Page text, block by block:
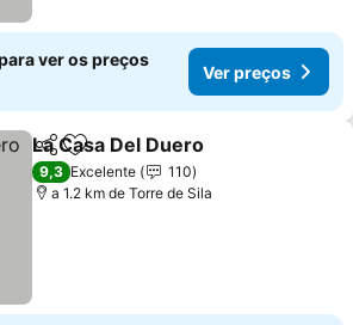
ver os preços
Ver preços
PartilharAdicionar aos favoritos
La Casa Del Duero
9,3 Excelente
110
a 1.2 km de Torre de Sila